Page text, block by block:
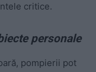
critice.
personale
pompierii pot